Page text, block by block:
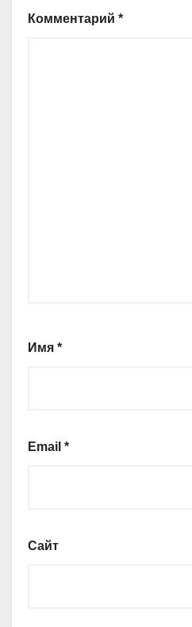
Комментарий *
Имя *
Email *
Сайт